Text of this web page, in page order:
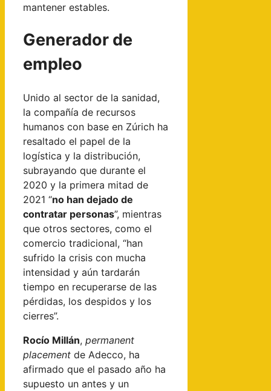
mantener estables.
Generador de
empleo
Unido al sector de la sanidad,
la compañía de recursos
humanos con base en Zúrich ha
resaltado el papel de la
logística y la distribución,
subrayando que durante el
2020 y la primera mitad de
2021 “no han dejado de
contratar personas”, mientras
que otros sectores, como el
comercio tradicional, “han
sufrido la crisis con mucha
intensidad y aún tardarán
tiempo en recuperarse de las
pérdidas, los despidos y los
cierres”.
Rocío Millán, permanent
placement de Adecco, ha
afirmado que el pasado año ha
supuesto un antes y un